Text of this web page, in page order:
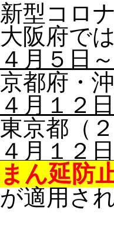
新型コロ
大阪府では
４月５日
京都府・
４月１２
東京都（
４月１２
まん延防
が適用さ